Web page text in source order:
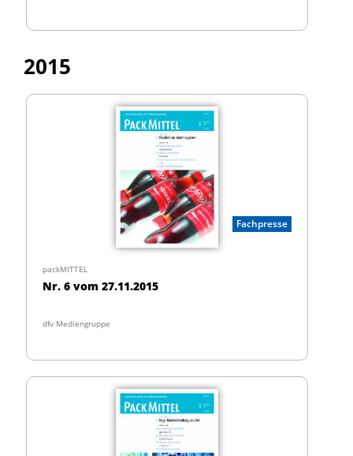
2015
Fachpresse
packMITTEL
Nr. 6 vom 27.11.2015
dfv Mediengruppe